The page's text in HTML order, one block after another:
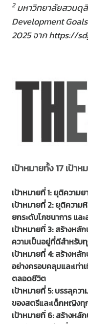
2มหาวิทยาลัยสวนดุ
Development Goals
2025จาก https://
เป้าหมายทั้ง 17 เป้า
เป้าหมายที่ 1: ยุติความ
เป้าหมายที่ 2: ยุติความ
ยกระดับโภชนาการ แล
เป้าหมายที่ 3: สร้างหลั
ความเป็นอยู่ที่ดีสำหรับ
เป้าหมายที่ 4: สร้างห
อย่างครอบคลุมและเท่า
ตลอดชีวิต
เป้าหมายที่ 5: บรรลุคว
ของสตรีและเด็กหญิง
เป้าหมายที่ 6: สร้างหลั